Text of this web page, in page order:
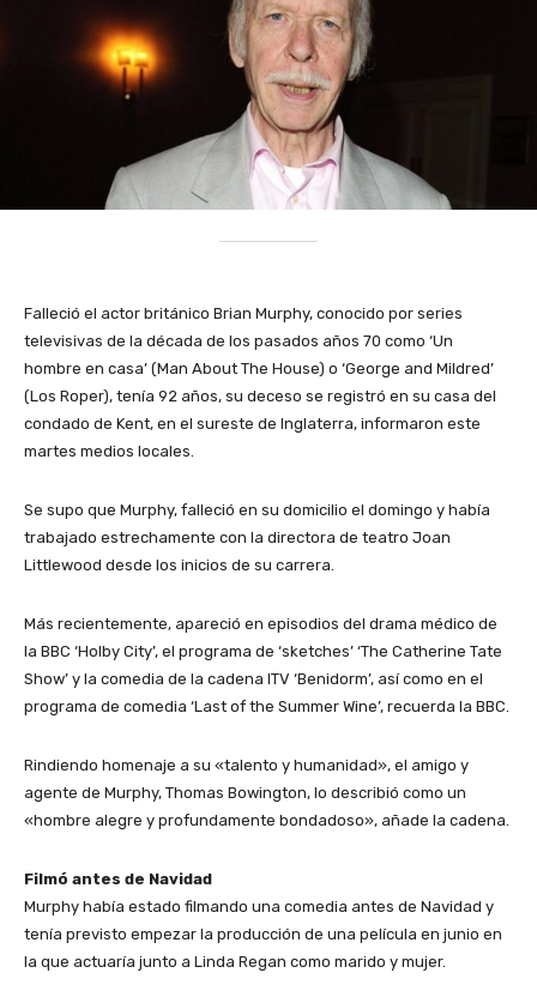
Falleció el actor británico Brian Murphy, conocido por series
televisivas de la década de los pasados años 70 como ‘Un
hombre en casa’ (Man About The House) o ‘George and Mildred’
(Los Roper), tenía 92 años, su deceso se registró en su casa del
condado de Kent, en el sureste de Inglaterra, informaron este
martes medios locales.
Se supo que Murphy, falleció en su domicilio el domingo y había
trabajado estrechamente con la directora de teatro Joan
Littlewood desde los inicios de su carrera.
Más recientemente, apareció en episodios del drama médico de
la BBC ‘Holby City’, el programa de ‘sketches’ ‘The Catherine Tate
Show’ y la comedia de la cadena ITV ‘Benidorm’, así como en el
programa de comedia ‘Last of the Summer Wine’, recuerda la BBC.
Rindiendo homenaje a su «talento y humanidad», el amigo y
agente de Murphy, Thomas Bowington, lo describió como un
«hombre alegre y profundamente bondadoso», añade la cadena.
Filmó antes de Navidad
Murphy había estado filmando una comedia antes de Navidad y
tenía previsto empezar la producción de una película en junio en
la que actuaría junto a Linda Regan como marido y mujer.